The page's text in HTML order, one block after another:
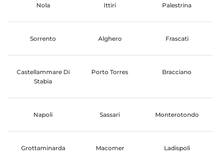
Nola Ittiri Palestrina
Sorrento Alghero Frascati
Castellammare Di
Stabia
Porto Torres Bracciano
Napoli Sassari Monterotondo
Grottaminarda Macomer Ladispoli